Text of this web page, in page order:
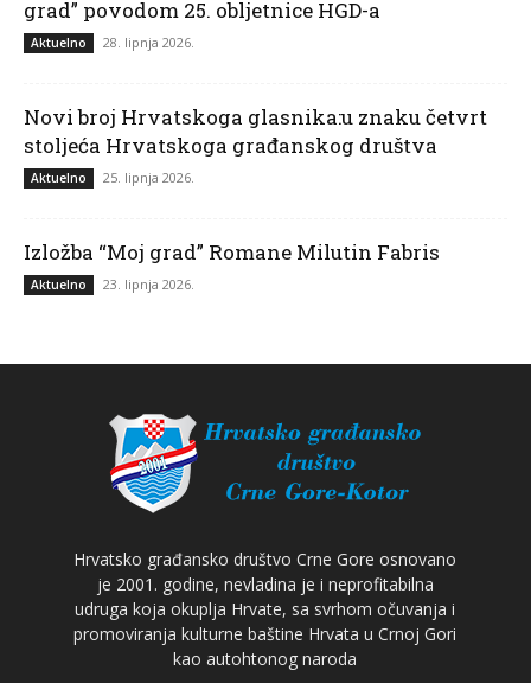
grad” povodom 25. obljetnice HGD-a
Aktuelno 28. lipnja 2026.
Novi broj Hrvatskoga glasnika:u znaku četvrt
stoljeća Hrvatskoga građanskog društva
Aktuelno 25. lipnja 2026.
Izložba “Moj grad” Romane Milutin Fabris
Aktuelno 23. lipnja 2026.
Hrvatsko građansko društvo Crne Gore osnovano
je 2001. godine, nevladina je i neprofitabilna
udruga koja okuplja Hrvate, sa svrhom očuvanja i
promoviranja kulturne baštine Hrvata u Crnoj Gori
kao autohtonog naroda